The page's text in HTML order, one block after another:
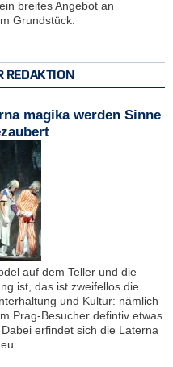
breites Angebot an
Grundstück.
REDAKTION
magika werden Sinne
auf dem Teller und die
ist, das ist zweifellos die
und Kultur: nämlich
Prag-Besucher defintiv etwas
erfindet sich die Laterna